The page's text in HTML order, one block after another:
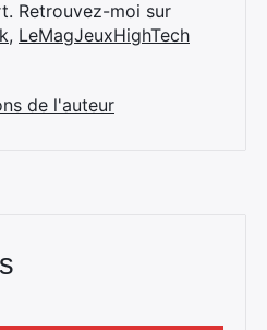
Retrouvez-moi sur
, LeMagJeuxHighTech
de l'auteur